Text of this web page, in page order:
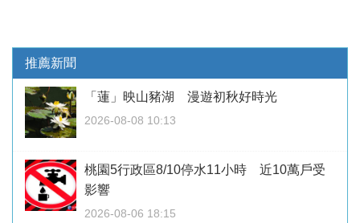
推薦新聞
「蓮」映山豬湖 漫遊初秋好時光
2026-08-08 10:13
桃園5行政區8/10停水11小時 近10萬戶受
影響
2026-08-06 18:15